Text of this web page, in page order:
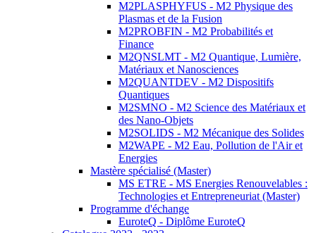
M2PLASPHYFUS - M2 Physique des
Plasmas et de la Fusion
M2PROBFIN - M2 Probabilités et
Finance
M2QNSLMT - M2 Quantique, Lumière,
Matériaux et Nanosciences
M2QUANTDEV - M2 Dispositifs
Quantiques
M2SMNO - M2 Science des Matériaux et
des Nano-Objets
M2SOLIDS - M2 Mécanique des Solides
M2WAPE - M2 Eau, Pollution de l'Air et
Energies
Mastère spécialisé (Master)
MS ETRE - MS Energies Renouvelables :
Technologies et Entrepreneuriat (Master)
Programme d'échange
EuroteQ - Diplôme EuroteQ